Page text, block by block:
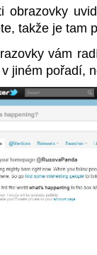
obrazovky
takže je tam
vám
jiném pořadí,